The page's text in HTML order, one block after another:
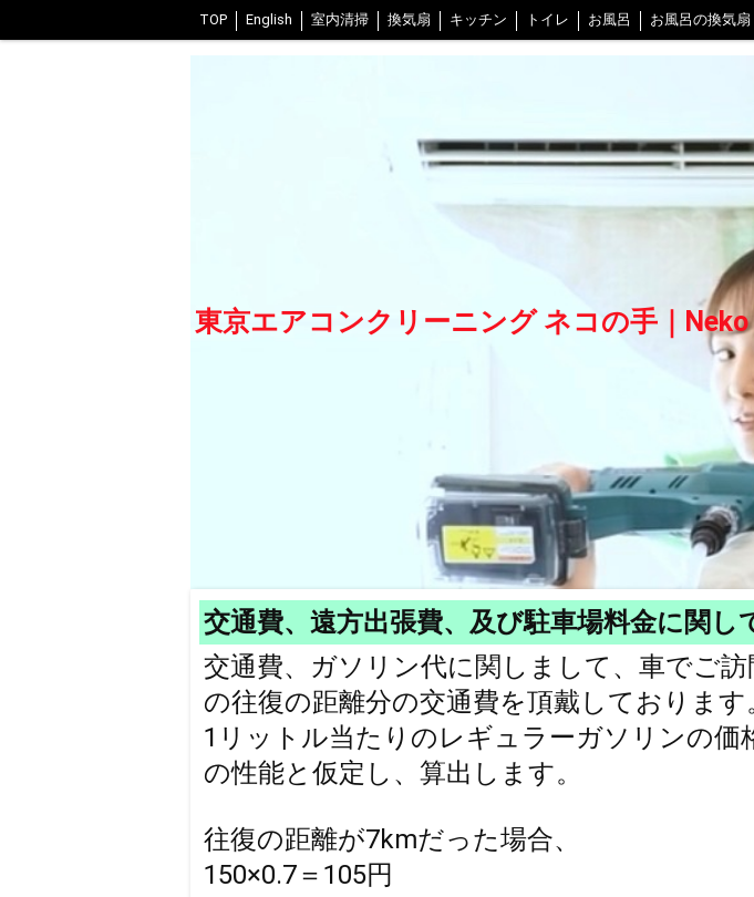
TOP English 室内清掃 換気扇 キッチン トイレ お風呂 お風呂の換気扇
スタッフ紹介 当社の清掃方法 不調時の解決ヒント 中
東京エアコンクリーニング ネコの手｜Neko
交通費、遠方出張費、及び駐車場料金に関し
交通費、ガソリン代に関しまして、車でご
の往復の距離分の交通費を頂戴しております
1リットル当たりのレギュラーガソリンの
の性能と仮定し、算出します。
往復の距離が7kmだった場合、
150×0.7＝105円